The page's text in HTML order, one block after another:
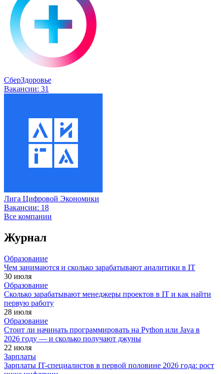
СберЗдоровье
Вакансии: 31
Лига Цифровой Экономики
Вакансии: 18
Все компании
Журнал
Образование
Чем занимаются и сколько зарабатывают аналитики в IT
30 июля
Образование
Сколько зарабатывают менеджеры проектов в IT и как найти
первую работу
28 июля
Образование
Стоит ли начинать программировать на Python или Java в
2026 году — и сколько получают джуны
22 июля
Зарплаты
Зарплаты IT-специалистов в первой половине 2026 года: рост